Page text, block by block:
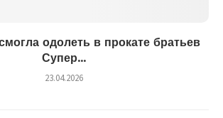
одолеть в прокате братьев
Супер...
23.04.2026